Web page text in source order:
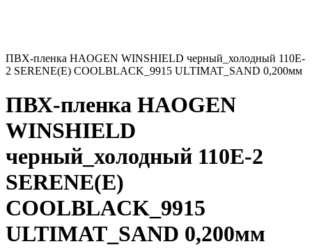
ПВХ-пленка HAOGEN WINSHIELD черный_холодный 110E-
2 SERENE(E) COOLBLACK_9915 ULTIMAT_SAND 0,200мм
ПВХ-пленка HAOGEN
WINSHIELD
черный_холодный 110E-2
SERENE(E)
COOLBLACK_9915
ULTIMAT_SAND 0,200мм